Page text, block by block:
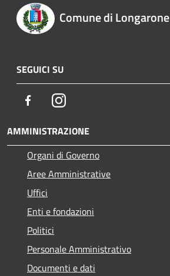
Comune di Longarone
SEGUICI SU
FacebookInstagram
AMMINISTRAZIONE
Organi di Governo
Aree Amministrative
Uffici
Enti e fondazioni
Politici
Personale Amministrativo
Documenti e dati